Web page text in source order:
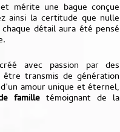
mérite une bague conçue
ainsi la certitude que nulle
détail aura été pensé
avec passion par des
transmis de génération
amour unique et éternel,
famille témoignant de la